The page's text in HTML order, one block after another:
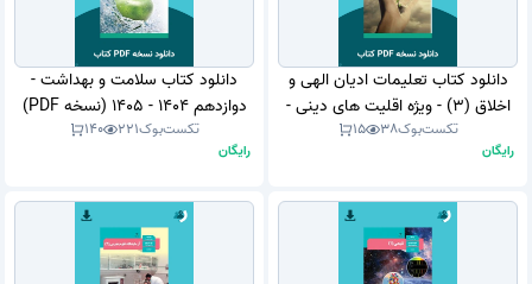
دانلود کتاب تعلیمات ادیان الهی و
اخلاق (3) - ویژه اقلیت های دینی -
دوازدهم 1404 - 1405 (نسخه PDF)تکست‌بوک38
15
رایگان
دانلود کتاب سلامت و بهداشت -
دوازدهم 1404 - 1405 (نسخه PDF)
تکست‌بوک221
140
رایگان